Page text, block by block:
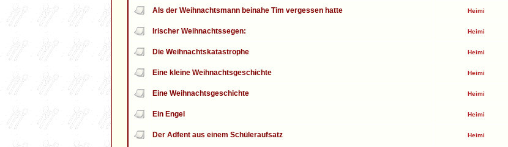
Als der Weihnachtsmann beinahe Tim vergessen hatte Heimi
Irischer Weihnachtssegen: Heimi
Die Weihnachtskatastrophe Heimi
Eine kleine Weihnachtsgeschichte Heimi
Eine Weihnachtsgeschichte Heimi
Ein Engel Heimi
Der Adfent aus einem Schüleraufsatz Heimi